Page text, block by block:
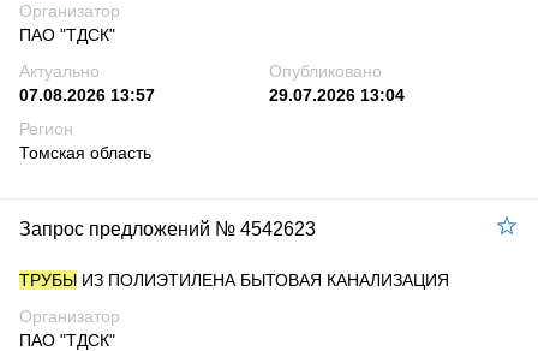
Организатор
ПАО "ТДСК"
Актуально
07.08.2026 13:57
Опубликовано
29.07.2026 13:04
Регион
Томская область
Запрос предложений № 4542623
ТРУБЫ ИЗ ПОЛИЭТИЛЕНА БЫТОВАЯ КАНАЛИЗАЦИЯ
Организатор
ПАО "ТДСК"